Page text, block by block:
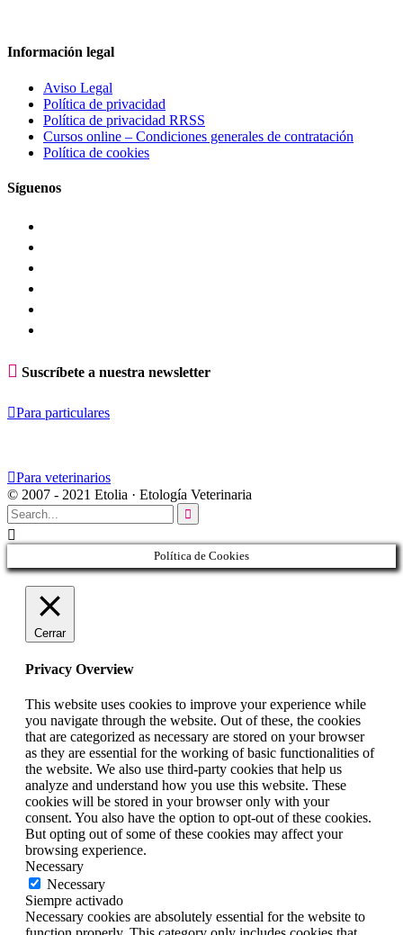
Información legal
Aviso Legal
Política de privacidad
Política de privacidad RRSS
Cursos online – Condiciones generales de contratación
Política de cookies
Síguenos
 Suscríbete a nuestra newsletter
Para particulares
Para veterinarios
© 2007 - 2021 Etolia · Etología Veterinaria


Política de Cookies
Cerrar
Privacy Overview
This website uses cookies to improve your experience while
you navigate through the website. Out of these, the cookies
that are categorized as necessary are stored on your browser
as they are essential for the working of basic functionalities of
the website. We also use third-party cookies that help us
analyze and understand how you use this website. These
cookies will be stored in your browser only with your
consent. You also have the option to opt-out of these cookies.
But opting out of some of these cookies may affect your
browsing experience.
Necessary
Necessary
Siempre activado
Necessary cookies are absolutely essential for the website to